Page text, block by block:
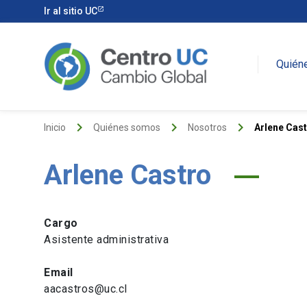
Ir al sitio UC
Inicio keyboard_arrow_right Quiénes somos keyboard_arrow_right Nosotros keyboard_arrow_right Arlene
Arlene Castro
Cargo
Asistente administrativa
Email
aacastros@uc.cl